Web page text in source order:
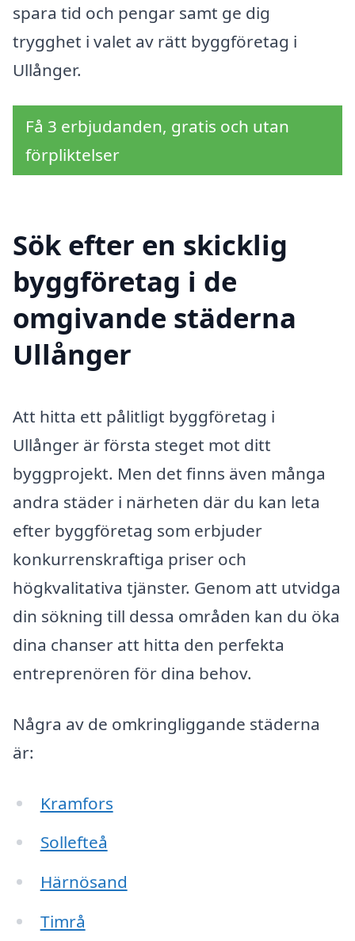
spara tid och pengar samt ge dig
trygghet i valet av rätt byggföretag i
Ullånger.
Få 3 erbjudanden, gratis och utan
förpliktelser
Sök efter en skicklig
byggföretag i de
omgivande städerna
Ullånger
Att hitta ett pålitligt byggföretag i
Ullånger är första steget mot ditt
byggprojekt. Men det finns även många
andra städer i närheten där du kan leta
efter byggföretag som erbjuder
konkurrenskraftiga priser och
högkvalitativa tjänster. Genom att utvidga
din sökning till dessa områden kan du öka
dina chanser att hitta den perfekta
entreprenören för dina behov.
Några av de omkringliggande städerna
är:
Kramfors
Sollefteå
Härnösand
Timrå